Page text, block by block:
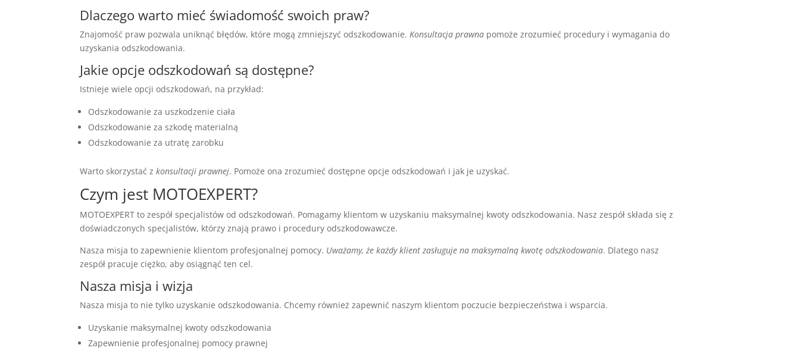
Dlaczego warto mieć świadomość swoich praw?
Znajomość praw pozwala uniknąć błędów, które mogą zmniejszyć odszkodowanie.Konsultacja prawna pomoże zrozumieć procedury i wymagania do
uzyskania odszkodowania.
Jakie opcje odszkodowań są dostępne?
Istnieje wiele opcji odszkodowań, na przykład:
Odszkodowanie za uszkodzenie ciała
Odszkodowanie za szkodę materialną
Odszkodowanie za utratę zarobku
Warto skorzystać zkonsultacji prawnej. Pomoże ona zrozumieć dostępne opcje odszkodowań i jak je uzyskać.
Czym jest MOTOEXPERT?
MOTOEXPERT to zespół specjalistów od odszkodowań. Pomagamy klientom w uzyskaniu maksymalnej kwoty odszkodowania. Nasz zespół składa się z
doświadczonych specjalistów, którzy znają prawo i procedury odszkodowawcze.
Nasza misja to zapewnienie klientom profesjonalnej pomocy. Uważamy, że każdy klient zasługuje na maksymalną kwotę odszkodowania. Dlatego nasz
zespół pracuje ciężko, aby osiągnąć ten cel.
Nasza misja i wizja
Nasza misja to nie tylko uzyskanie odszkodowania. Chcemy również zapewnić naszym klientom poczucie bezpieczeństwa i wsparcia.
Uzyskanie maksymalnej kwoty odszkodowania
Zapewnienie profesjonalnej pomocy prawnej